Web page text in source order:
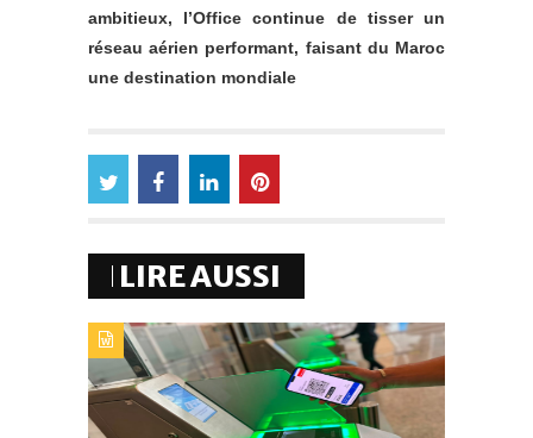
ambitieux, l’Office continue de tisser un
réseau aérien performant, faisant du Maroc
une destination mondiale
LIRE AUSSI
TYPE DE PUBLICATION : A_LA_UNETITRE : AIRPORTS
OF MOROCCO GÉNÉRALISE LA CARTE
D’EMBARQUEMENT 100 % MOBILE